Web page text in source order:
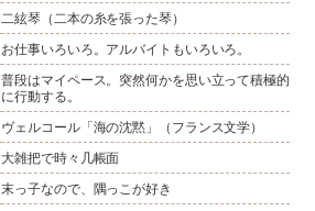
二絃琴（二本の糸を張った琴）
お仕事いろいろ。アルバイトもいろいろ。
普段はマイペース。突然何かを思い立って積極的
に行動する。
ヴェルコール「海の沈黙」（フランス文学）
大雑把で時々几帳面
末っ子なので、隅っこが好き